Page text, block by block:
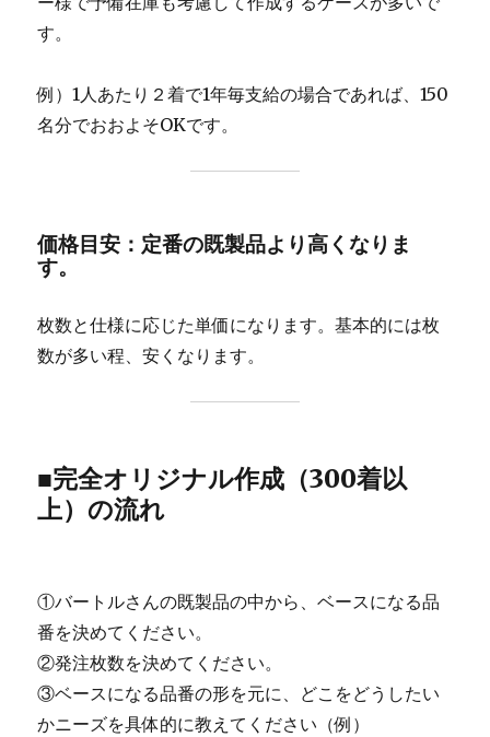
す。
例）1人あたり２着で1年毎支給の場合であれば、150
名分でおおよそOKです。
価格目安：定番の既製品より高くなりま
す。
枚数と仕様に応じた単価になります。基本的には枚
数が多い程、安くなります。
■完全オリジナル作成（300着以
上）の流れ
①バートルさんの既製品の中から、ベースになる品
番を決めてください。
②発注枚数を決めてください。
③ベースになる品番の形を元に、どこをどうしたい
かニーズを具体的に教えてください（例）